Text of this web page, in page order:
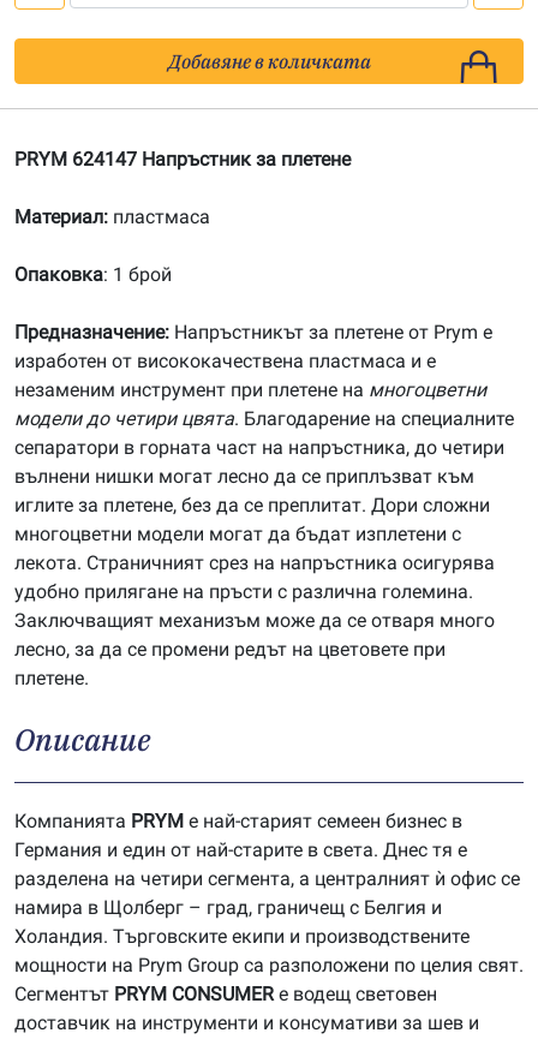
624147
Напръстник
плетене
Добавяне в количката
PRYM 624147 Напръстник за плетене
Материал: пластмаса
Опаковка: 1 брой
Предназначение: Напръстникът за плетене от Prym е
изработен от висококачествена пластмаса и е
незаменим инструмент при плетене на многоцветни
модели до четири цвята. Благодарение на специалните
сепаратори в горната част на напръстника, до четири
вълнени нишки могат лесно да се приплъзват към
иглите за плетене, без да се преплитат. Дори сложни
многоцветни модели могат да бъдат изплетени с
лекота. Страничният срез на напръстника осигурява
удобно прилягане на пръсти с различна големина.
Заключващият механизъм може да се отваря много
лесно, за да се промени редът на цветовете при
плетене.
Описание
Компанията PRYM е най-старият семеен бизнес в
Германия и един от най-старите в света. Днес тя е
разделена на четири сегмента, а централният ѝ офис се
намира в Щолберг – град, граничещ с Белгия и
Холандия. Търговските екипи и производствените
мощности на Prym Group са разположени по целия свят.
Сегментът PRYM CONSUMERе водещ световен
доставчик на инструменти и консумативи за шев и